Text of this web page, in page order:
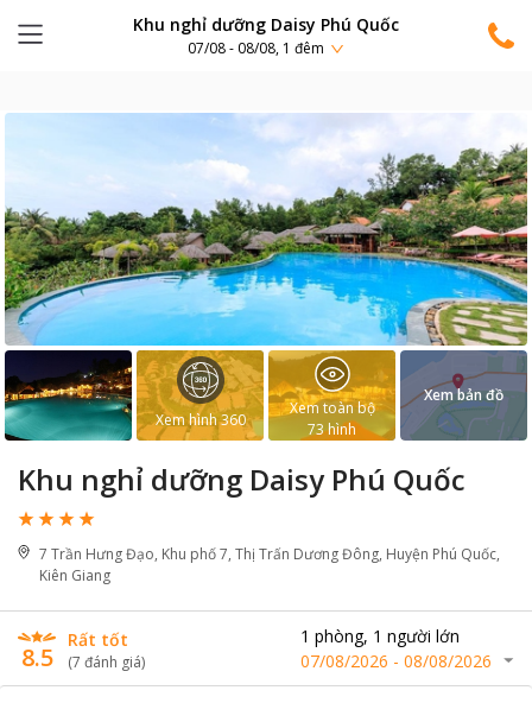
Khu nghỉ dưỡng Daisy Phú Quốc
07/08 - 08/08, 1 đêm
Khu nghỉ dưỡng Daisy Phú Quốc
7 Trần Hưng Đạo, Khu phố 7, Thị Trấn Dương Đông, Huyện Phú Quốc,
Kiên Giang
8.5
Rất tốt
(7 đánh giá)
1 phòng, 1 người lớn
07/08/2026 - 08/08/2026
Xem hình 360
Xem toàn bộ
73hình
Xem bản đồ